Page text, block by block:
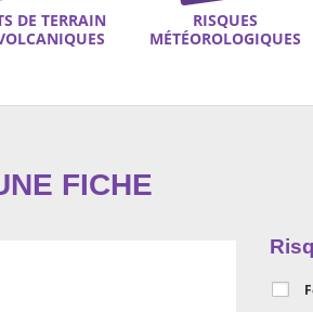
DE TERRAIN
RISQUES
MÉTÉOROLOGIQUES
FICHE